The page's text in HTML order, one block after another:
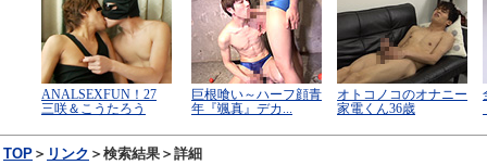
TOP ＞ リンク ＞検索結果＞詳細